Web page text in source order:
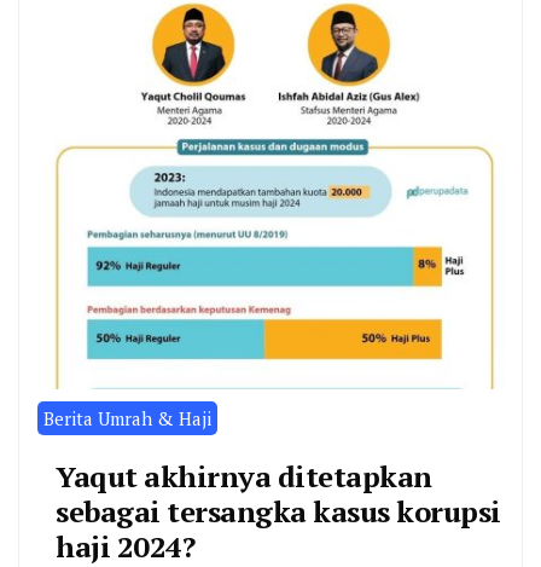
Berita Umrah & Haji
Yaqut akhirnya ditetapkan
sebagai tersangka kasus korupsi
haji 2024?